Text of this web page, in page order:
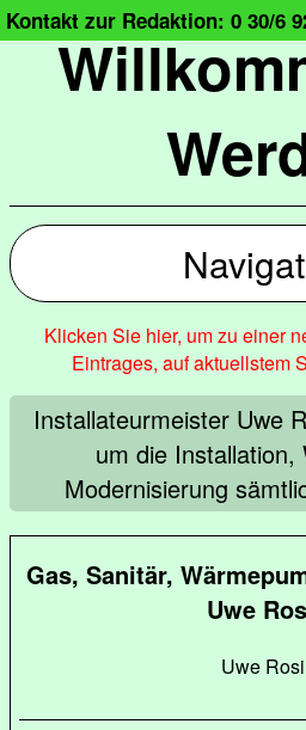
Kontakt zur Redaktion: 0 30/6
Klicken Sie hier, um zu einer
Eintrages, auf aktuellstem
Installateurmeister Uwe
um die Installation,
Modernisierung
Gas, Sanitär,
Uwe
Uwe